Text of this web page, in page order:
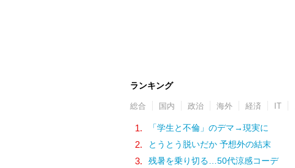
ランキング
総合 国内 政治 海外 経済 IT
1. 「学生と不倫」のデマ→現実に
2. とうとう脱いだか 予想外の結末
3. 残暑を乗り切る…50代涼感コーデ